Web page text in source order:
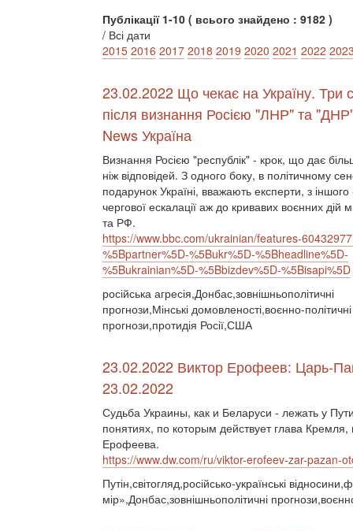
Публікації 1-10 ( всього знайдено : 9182 )
/ Всі дати
2015 2016 2017 2018 2019 2020 2021 2022
23.02.2022 Що чекає на Україну. Три
після визнання Росією "ЛНР" та
News Україна
Визнання Росією "республік" - крок, що дає
ніж відповідей. З одного боку, в політичному
подарунок Україні, вважають експерти, з іншого
чергової ескалації аж до кривавих воєнних дій
та РФ.
https://www.bbc.com/ukrainian/features-
%5Bpartner%5D-%5Bukr%5D-%5Bheadline%5D-
%5Bukrainian%5D-%5Bbizdev%5D-%5Bisapi%5D
російська агресія,Донбас,зовнішньополітичні
прогнози,Мінські домовленості,воєнно-політичні
прогнози,протидія Росії,США
23.02.2022 Виктор Ерофеев: Царь-
23.02.2022
Судьба Украины, как и Беларуси - лежать у
понятиях, по которым действует глава
Ерофеева.
https://www.dw.com/ru/viktor-erofeev-zar-pazan-
Путін,світогляд,російсько-українські
мір»,Донбас,зовнішньополітичні